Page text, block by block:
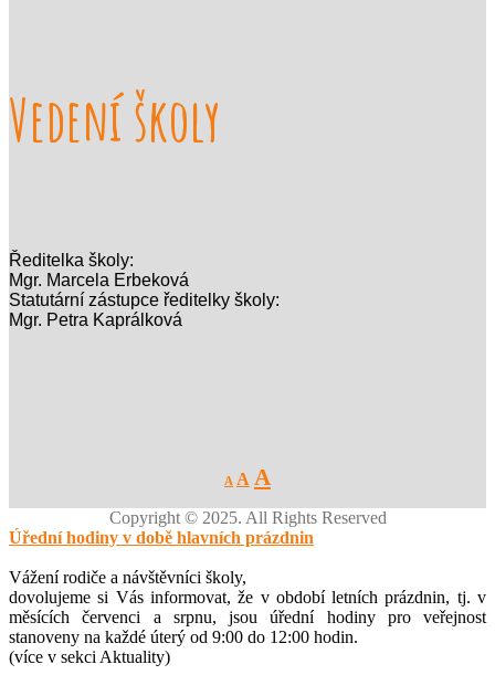
Vedení školy
Ředitelka školy:
Mgr. Marcela Erbeková
Statutární zástupce ředitelky školy:
Mgr. Petra Kaprálková
A
Decrease
font
A Reset
font
size.
A
font
size.
Copyright © 2025. All Rights Reserved
Úřední hodiny v době hlavních prázdnin
Vážení rodiče a návštěvníci školy,
dovolujeme si Vás informovat, že v období letních prázdnin, tj. v
měsících červenci a srpnu, jsou úřední hodiny pro veřejnost
stanoveny na každé úterý od 9:00 do 12:00 hodin.
(více v sekci Aktuality)